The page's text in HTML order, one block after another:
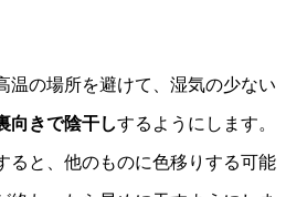
温の場所を避けて、湿気の少ない
向きで陰干しするようにします。
ると、他のものに色移りする可能